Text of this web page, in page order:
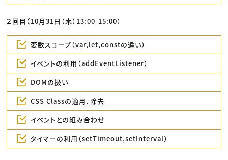
２回目（10月31日（木）13:00-15:00）
変数スコープ（var,let,constの違い）
イベントの利用（addEventListener）
DOMの扱い
CSS Classの適用、除去
イベントとの組み合わせ
タイマーの利用（setTimeout,setInterval）